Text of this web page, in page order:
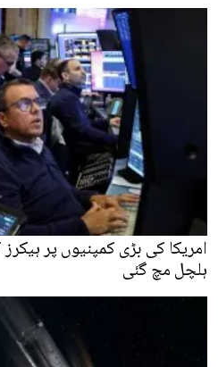
امریکا کی بڑی کمپنیوں پر
ہلچل مچ گئی